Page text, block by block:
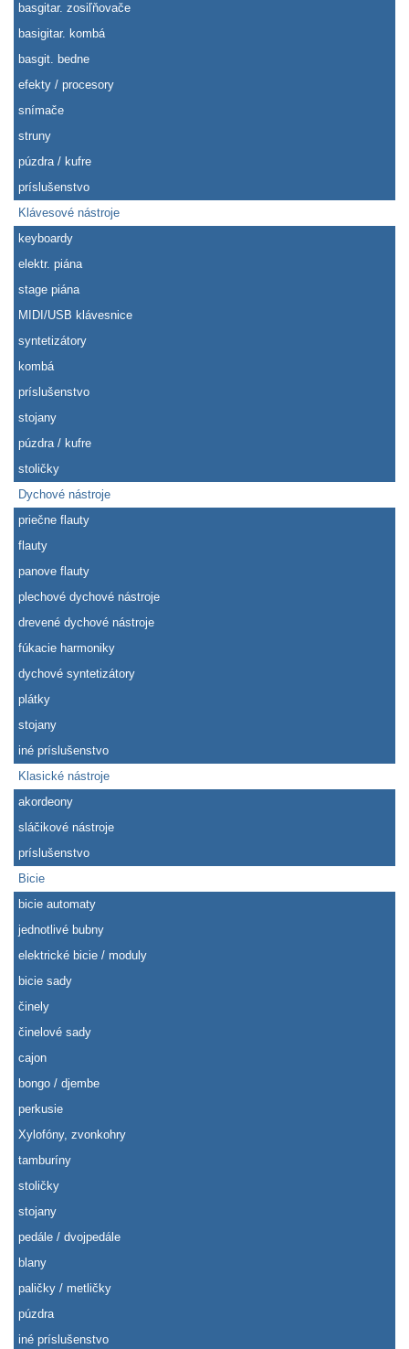
basgitar. zosiľňovače
basigitar. kombá
basgit. bedne
efekty / procesory
snímače
struny
púzdra / kufre
príslušenstvo
Klávesové nástroje
keyboardy
elektr. piána
stage piána
MIDI/USB klávesnice
syntetizátory
kombá
príslušenstvo
stojany
púzdra / kufre
stoličky
Dychové nástroje
priečne flauty
flauty
panove flauty
plechové dychové nástroje
drevené dychové nástroje
fúkacie harmoniky
dychové syntetizátory
plátky
stojany
iné príslušenstvo
Klasické nástroje
akordeony
sláčikové nástroje
príslušenstvo
Bicie
bicie automaty
jednotlivé bubny
elektrické bicie / moduly
bicie sady
činely
činelové sady
cajon
bongo / djembe
perkusie
Xylofóny, zvonkohry
tamburíny
stoličky
stojany
pedále / dvojpedále
blany
paličky / metličky
púzdra
iné príslušenstvo